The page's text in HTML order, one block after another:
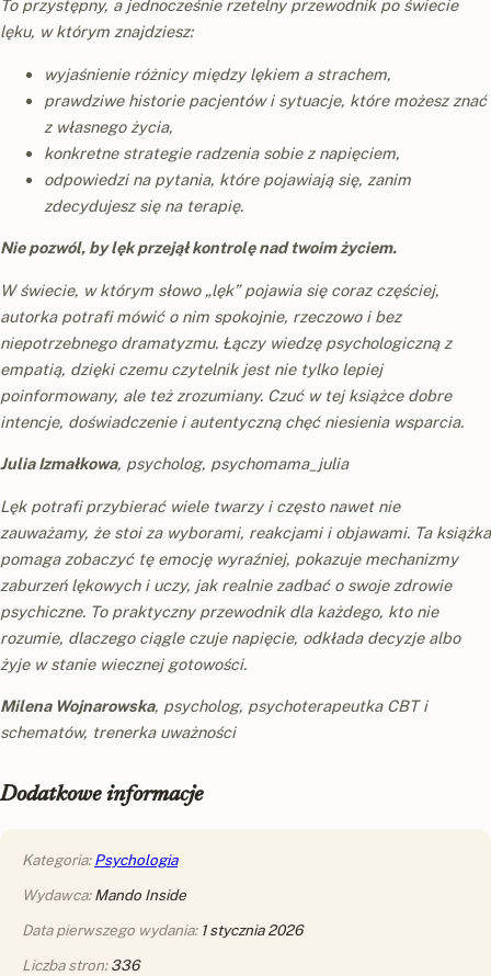
To przystępny, a jednocześnie rzetelny przewodnik po świecie
lęku, w którym znajdziesz:
wyjaśnienie różnicy między lękiem a strachem,
prawdziwe historie pacjentów i sytuacje, które możesz znać
z własnego życia,
konkretne strategie radzenia sobie z napięciem,
odpowiedzi na pytania, które pojawiają się, zanim
zdecydujesz się na terapię.
Nie pozwól, by lęk przejął kontrolę nad twoim życiem.
W świecie, w którym słowo „lęk” pojawia się coraz częściej,
autorka potrafi mówić o nim spokojnie, rzeczowo i bez
niepotrzebnego dramatyzmu. Łączy wiedzę psychologiczną z
empatią, dzięki czemu czytelnik jest nie tylko lepiej
poinformowany, ale też zrozumiany. Czuć w tej książce dobre
intencje, doświadczenie i autentyczną chęć niesienia wsparcia.
Julia Izmałkowa, psycholog, psychomama_julia
Lęk potrafi przybierać wiele twarzy i często nawet nie
zauważamy, że stoi za wyborami, reakcjami i objawami. Ta książka
pomaga zobaczyć tę emocję wyraźniej, pokazuje mechanizmy
zaburzeń lękowych i uczy, jak realnie zadbać o swoje zdrowie
psychiczne. To praktyczny przewodnik dla każdego, kto nie
rozumie, dlaczego ciągle czuje napięcie, odkłada decyzje albo
żyje w stanie wiecznej gotowości.
Milena Wojnarowska, psycholog, psychoterapeutka CBT i
schematów, trenerka uważności
Dodatkowe informacje
Kategoria:Psychologia
Wydawca:Mando Inside
Data pierwszego wydania: 1 stycznia 2026
Liczba stron:336